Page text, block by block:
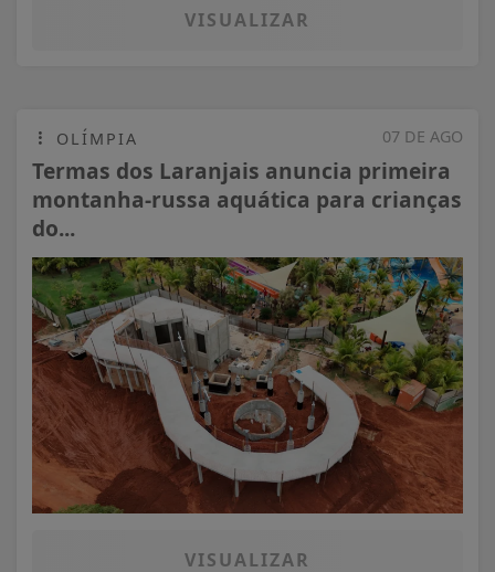
VISUALIZAR
07 DE AGO
OLÍMPIA
Termas dos Laranjais anuncia primeira
montanha-russa aquática para crianças
do...
VISUALIZAR